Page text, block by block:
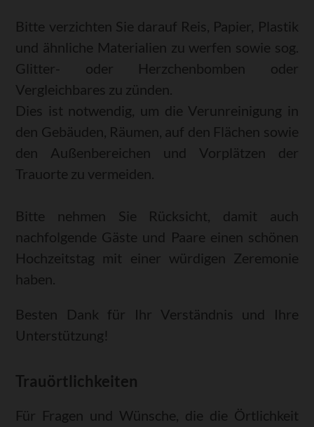
Bitte verzichten Sie darauf Reis, Papier, Plastik
und ähnliche Materialien zu werfen sowie sog.
Glitter- oder Herzchenbomben oder
Vergleichbares zu zünden.
Dies ist notwendig, um die Verunreinigung in
den Gebäuden, Räumen, auf den Flächen sowie
den Außenbereichen und Vorplätzen der
Trauorte zu vermeiden.
Bitte nehmen Sie Rücksicht, damit auch
nachfolgende Gäste und Paare einen schönen
Hochzeitstag mit einer würdigen Zeremonie
haben.
Besten Dank für Ihr Verständnis und Ihre
Unterstützung!
Trauörtlichkeiten
Für Fragen und Wünsche, die die Örtlichkeit